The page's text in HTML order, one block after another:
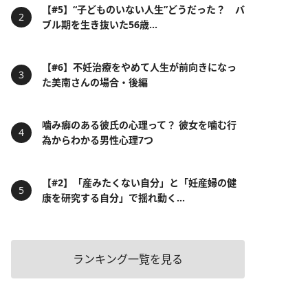
【#5】“子どものいない人生”どうだった？ バ
ブル期を生き抜いた56歳...
【#6】不妊治療をやめて人生が前向きになっ
た美南さんの場合・後編
噛み癖のある彼氏の心理って？ 彼女を噛む行
為からわかる男性心理7つ
【#2】「産みたくない自分」と「妊産婦の健
康を研究する自分」で揺れ動く...
ランキング一覧を見る